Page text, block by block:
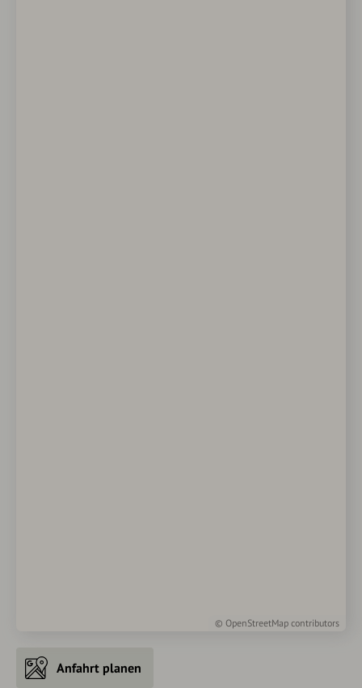
© OpenStreetMap contributors
Anfahrt planen